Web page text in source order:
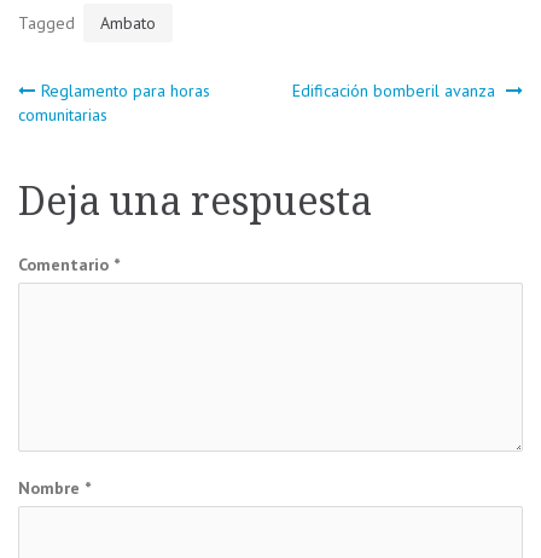
Tagged Ambato
Navegación
entradas
Reglamento para horas
comunitarias
Edificación bomberil avanza
Deja una respuesta
Comentario *
Nombre *